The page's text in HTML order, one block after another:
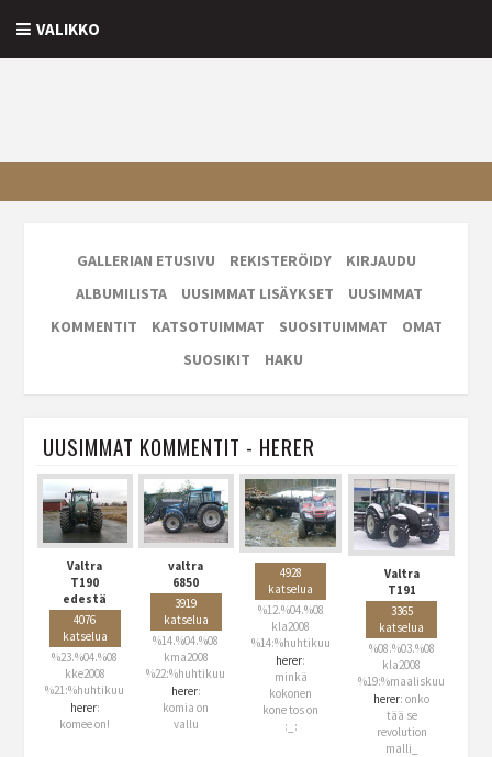
VALIKKO
GALLERIAN ETUSIVU REKISTERÖIDY
KIRJAUDU
ALBUMILISTA
UUSIMMAT LISÄYKSET
UUSIMMAT
KOMMENTIT
KATSOTUIMMAT SUOSITUIMMAT
OMAT
SUOSIKIT
HAKU
UUSIMMAT KOMMENTIT - HERER
Valtra
T190
edestä
4076
katselua
%23.%04.%08
kke2008
%21:%huhtikuu
herer:
komee on!
valtra
6850
3919
katselua
%14.%04.%08
kma2008
%22:%huhtikuu
herer:
komia on
vallu
4928
katselua
%12.%04.%08
kla2008
%14:%huhtikuu
herer:
minkä
kokonen
kone tos on
:_:
Valtra
T191
3365
katselua
%08.%03.%08
kla2008
%19:%maaliskuu
herer: onko
tää se
revolution
malli_